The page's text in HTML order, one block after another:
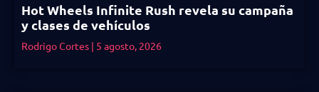
Hot Wheels Infinite Rush revela su campaña
y clases de vehículos
Rodrigo Cortes 5 agosto, 2026